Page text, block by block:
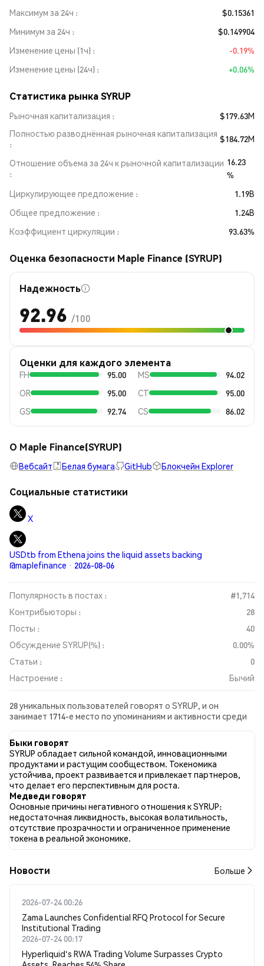
Максимум за 24ч
$0.15361
Минимум за 24ч
$0.149904
Изменение цены (1ч)
-0.19%
Изменение цены (24ч)
+0.06%
Статистика рынка SYRUP
Рыночная капитализация
$179.63M
Полностью разводнённая рыночная капитализация $184.72M
Отношение объема за 24ч к рыночной капитализации 16.23
%
Циркулирующее предложение
1.19B
Общее предложение
1.24B
Коэффициент циркуляции
93.63%
Оценка безопасности Maple Finance (SYRUP)
Надежность
92.96 /100
Оценки для каждого элемента
FH 95.00 MS
94.02
OR
95.00 CT
95.00
GS
92.74 CS 86.02
О Maple Finance(SYRUP)
Вебсайт Белая бумага GitHub Блокчейн Explorer
Социальные статистики
X
USDtb from Ethena joins the liquid assets backing
@maplefinance · 2026-08-06
Популярность в постах :
#1,714
Контрибьюторы :
28
Посты :
40
Обсуждение SYRUP(%) :
0.00%
Статьи :
0
Настроение :
Бычий
28 уникальных пользователей говорят о SYRUP, и он
занимает 1714-е место по упоминаниям и активности среди
отношении SYRUP во всех социальных сетях было Бычий.
Всего было опубликовано 0 новостных статей о SYRUP. В
Twitter 47.50% твитов имели бычий настрой по сравнению с
5.00% твитов с медвежьим настроем по SYRUP. 47.50%
твитов были нейтральными по отношению к SYRUP. Эти
данные основаны на 40 твитах.
Быки говорят
SYRUP обладает сильной командой, инновационными
продуктами и растущим сообществом. Токеномика
устойчива, проект развивается и привлекает партнеров,
что делает его перспективным для роста.
Медведи говорят
Основные причины негативного отношения к SYRUP:
недостаточная ликвидность, высокая волатильность,
отсутствие прозрачности и ограниченное применение
токена в реальной экономике.
Новости Больше
2026-07-24 00:26
Zama Launches Confidential RFQ Protocol for Secure
Institutional Trading
2026-07-24 00:17
Hyperliquid's RWA Trading Volume Surpasses Crypto